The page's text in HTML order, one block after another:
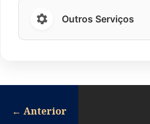
Outros Serviços
← Anterior